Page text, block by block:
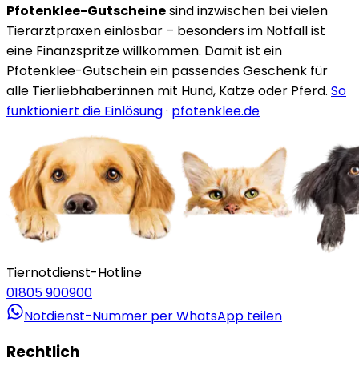
Pfotenklee-Gutscheinesind inzwischen bei vielen
Tierarztpraxen einlösbar – besonders im Notfall ist
eine Finanzspritze willkommen. Damit ist ein
Pfotenklee-Gutschein ein passendes Geschenk für
alle Tierliebhaber:innen mit Hund, Katze oder Pferd. So
funktioniert die Einlösung· pfotenklee.de
Tiernotdienst-Hotline
01805 900900
Notdienst-Nummer per WhatsApp teilen
Rechtlich